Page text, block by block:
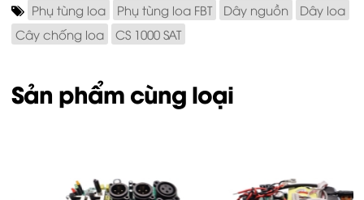
Phụ tùng loa Phụ tùng loa FBT Dây nguồn
Dây loa
Cây chống loa
CS 1000 SAT
Sản phẩm cùng loại